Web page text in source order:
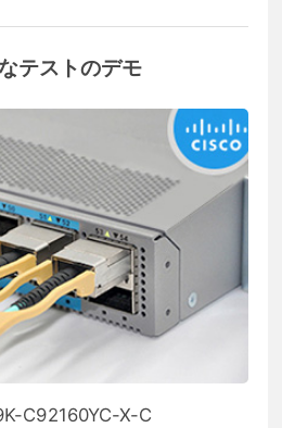
テストのデモ
C92160YC-X-C